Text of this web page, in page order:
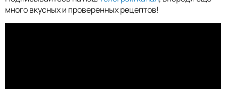
много вкусных и проверенных рецептов!